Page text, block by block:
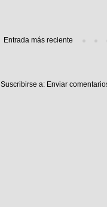
Entrada más reciente
Suscribirse a: Enviar